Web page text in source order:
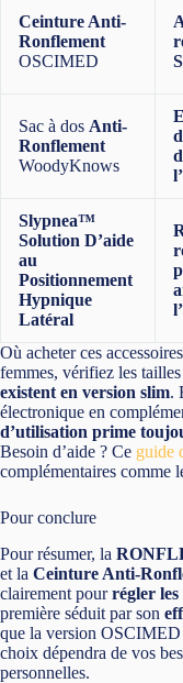
Ceinture Anti-
Ronflement
OSCIMED
Sac à dos Anti-
Ronflement
WoodyKnows
Slypnea™
Solution D’aide
au
Positionnement
Hypnique
Latéral
Où acheter ces
femmes, vérifiez les
existent en version slim.
électronique en
d’utilisation prime
Besoin d’aide ? Ce guide
complémentaires comme
Pour conclure
Pour résumer, la
et la Ceinture Anti-
clairement pourrégler
première séduit par son
que la version OSCIMED
choix dépendra de vos
personnelles.